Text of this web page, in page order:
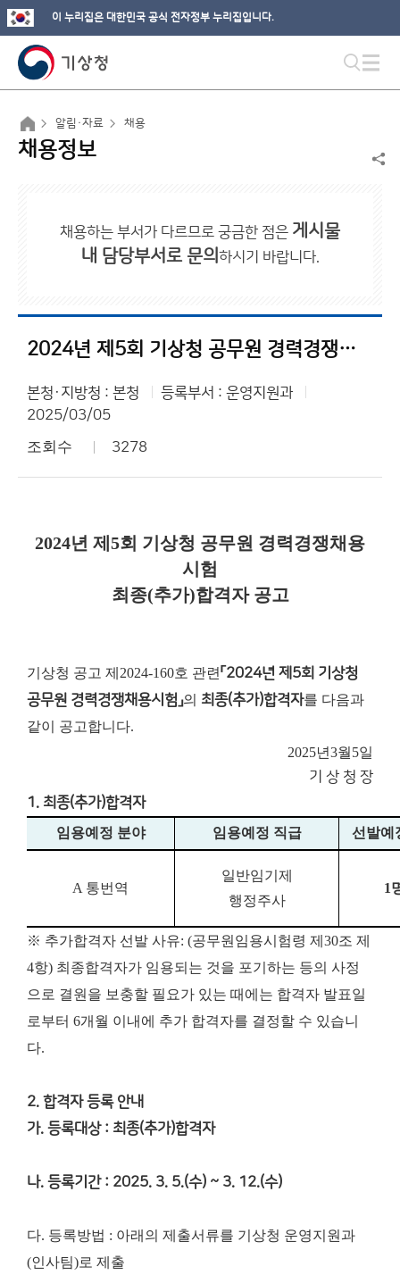
이 누리집은 대한민국 공식 전자정부 누리집입니다.
알림·자료 채용
채용정보
채용하는 부서가 다르므로 궁금한 점은 게시물
내 담당부서로 문의 하시기 바랍니다.
2024년 제5회 기상청 공무원 경력경쟁채용시험 최종(추가)합격자 공고
본청·지방청 : 본청
등록부서 : 운영지원과
2025/03/05
조회수 3278
2024년 제5회 기상청 공무원 경력경쟁채용
시험
최종(추가)합격자 공고
기상청 공고 제2024-160호 관련「2024년 제5회 기상청
공무원 경력경쟁채용시험」의 최종(추가)합격자를 다음과
같이 공고합니다.
2025년3월5일
기 상 청 장
1. 최종(추가)합격자
임용예정 분야 임용예정 직급 선발예
A 통번역
일반임기제
행정주사
1
※ 추가합격자 선발 사유: (공무원임용시험령 제30조 제
4항) 최종합격자가 임용되는 것을 포기하는 등의 사정
으로 결원을 보충할 필요가 있는 때에는 합격자 발표일
로부터 6개월 이내에 추가 합격자를 결정할 수 있습니
다.
2. 합격자 등록 안내
가. 등록대상 : 최종(추가)합격자
나. 등록기간 : 2025. 3. 5.(수) ~ 3. 12.(수)
다. 등록방법 : 아래의 제출서류를 기상청 운영지원과
(인사팀)로 제출